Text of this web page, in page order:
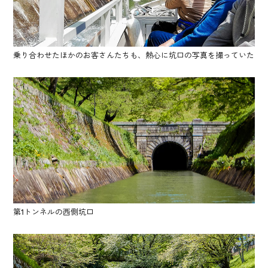
乗り合わせたほかのお客さんたちも、熱心に坑口の写真を撮っていた
第1トンネルの西側坑口